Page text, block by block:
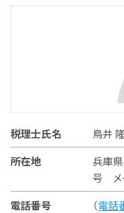
税理士氏名
鳥井
所在地
兵庫
号 メ
電話番号
（電話